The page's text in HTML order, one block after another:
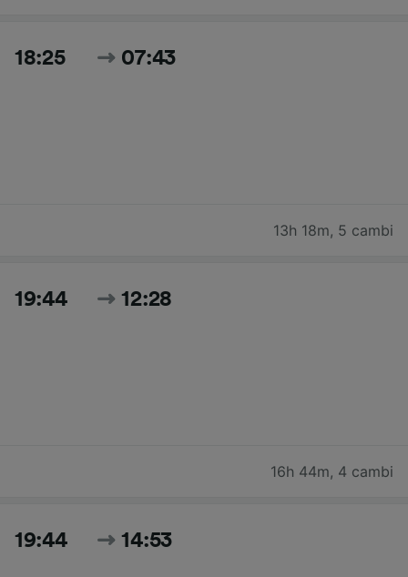
18:25 07:43
13h 18m, 5 cambi
19:44 12:28
16h 44m, 4 cambi
19:44 14:53